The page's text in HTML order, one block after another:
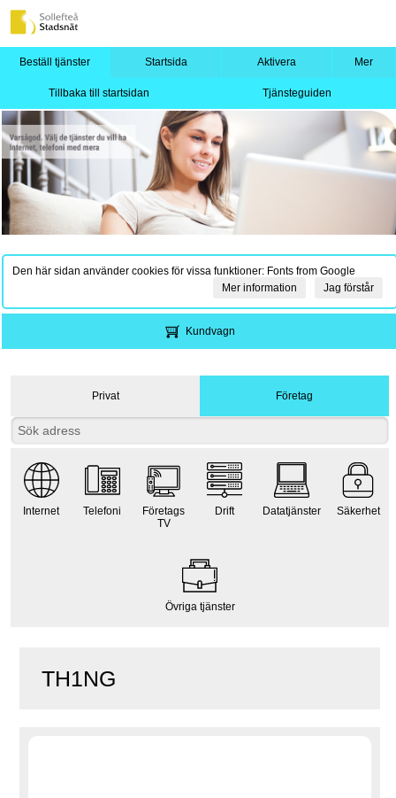
Beställ tjänster Startsida Aktivera Mer
Tillbaka till startsidan Tjänsteguiden
Den här sidan använder cookies för vissa funktioner: Fonts from Google
Jag förstår
Mer information
Kundvagn
Privat Företag
Internet Telefoni
Företags
TV
Drift Datatjänster Säkerhet
Övriga tjänster
TH1NG